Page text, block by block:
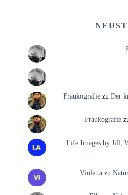
Fraukografiezu Der
Fraukografie
Life Images by Jill,
Violettazu